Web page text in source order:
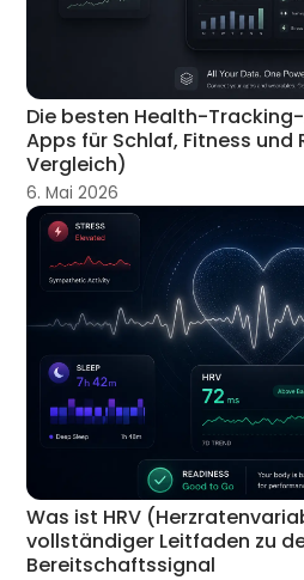
Die besten Health-
Apps für Schlaf, Fitness und
Vergleich)
6. Mai 2026
Was ist HRV
vollständiger Leitfaden zu
Bereitschaftssignal